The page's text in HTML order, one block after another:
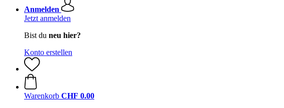
Anmelden
Jetzt anmelden
Bist du neu hier?
Konto erstellen
Warenkorb CHF 0.00